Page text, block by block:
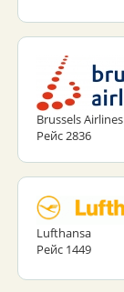
Brussels Airlines
Рейс 2836
Lufthansa
Рейс 1449